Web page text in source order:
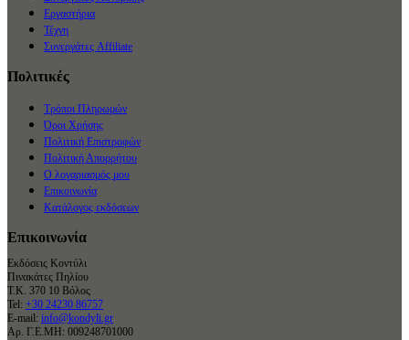
Εργαστήρια
Τέχνη
Συνεργάτες Affiliate
Πολιτικές
Τρόποι Πληρωμών
Όροι Χρήσης
Πολιτική Επιστροφών
Πολιτική Απορρήτου
Ο λογαριασμός μου
Επικοινωνία
Κατάλογος εκδόσεων
Επικοινωνία
Εκδόσεις Κοντύλι
Πινακάτες Πηλίου
Τ.Κ. 370 10 Βόλος
Tel: +30 24230 86757
E-mail: info@kondyli.gr
Αρ. Γ.Ε.ΜΗ: 009248701000